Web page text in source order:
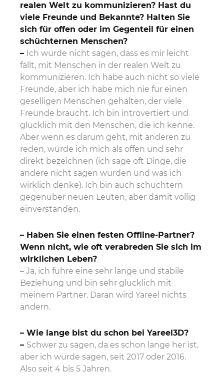
realen Welt zu kommunizieren? Hast du
viele Freunde und Bekannte? Halten Sie
sich für offen oder im Gegenteil für einen
schüchternen Menschen?
– Ich würde nicht sagen, dass es mir leicht
fällt, mit Menschen in der realen Welt zu
kommunizieren. Ich habe auch nicht so viele
Freunde, aber ich habe mich nie für einen
geselligen Menschen gehalten, der viele
Freunde braucht. Ich bin introvertiert und
glücklich mit den Menschen, die ich kenne.
Aber wenn es darum geht, mit anderen zu
reden, würde ich mich als offen und sehr
direkt bezeichnen (ich sage oft Dinge, die
andere nicht sagen würden und was ich
wirklich denke). Ich bin auch schüchtern
gegenüber neuen Leuten, aber damit völlig
einverstanden.
– Haben Sie einen festen Offline-Partner?
Wenn nicht, wie oft verabreden Sie sich im
wirklichen Leben?
– Ja, ich führe eine sehr lange und stabile
Beziehung und bin sehr glücklich mit
meinem Partner. Daran wird Yareel nichts
ändern.
– Wie lange bist du schon bei Yareel3D?
– Schwer zu sagen, da es schon lange her ist,
aber ich würde sagen, seit 2017 oder 2016.
Also seit 4 bis 5 Jahren.